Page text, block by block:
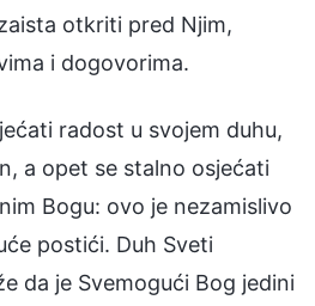
otkriti pred Njim,
i dogovorima.
radost u svojem duhu,
a opet se stalno osjećati
Bogu: ovo je nezamislivo
postići. Duh Sveti
da je Svemogući Bog jedini